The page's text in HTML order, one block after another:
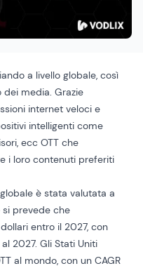
a livello globale, così
media. Grazie
internet veloci e
intelligenti come
ecc OTT che
i loro contenuti preferiti
è stata valutata a
si prevede che
entro il 2027, con
2027. Gli Stati Uniti
al mondo, con un CAGR